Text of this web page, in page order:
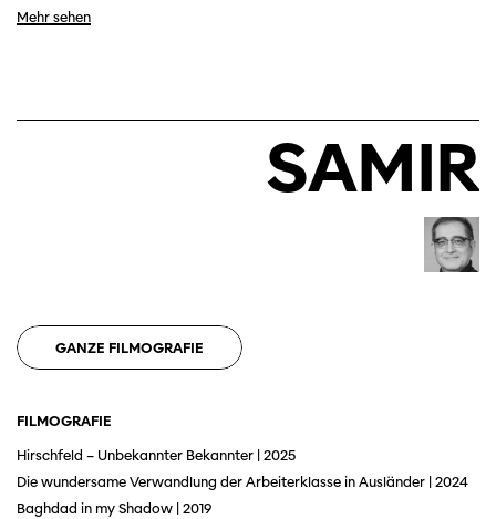
Diese Seite wird mit Internet Explorer
verwenden Sie einen anderen Browser.
Mehr sehen
SAMIR
GANZE FILMOGRAFIE
FILMOGRAFIE
Hirschfeld – Unbekannter Bekannter | 2025
Die wundersame Verwandlung der Arbeiterklasse in Ausländer | 2024
Baghdad in my Shadow | 2019